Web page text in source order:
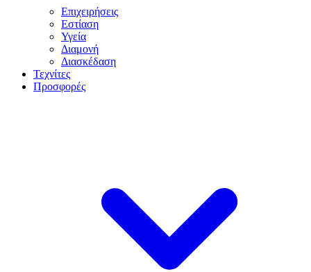
Επιχειρήσεις
Εστίαση
Υγεία
Διαμονή
Διασκέδαση
Τεχνίτες
Προσφορές